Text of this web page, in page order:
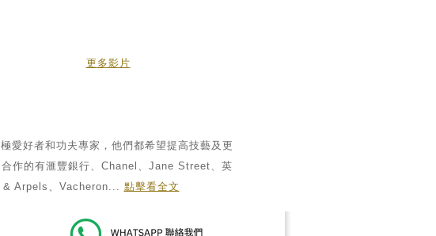
更多影片
愛好者和功夫專家，他們都希望提高技藝及更
作的有滙豐銀行、Chanel、Jane Street、英
& Arpels、Vacheron... 點擊看全文